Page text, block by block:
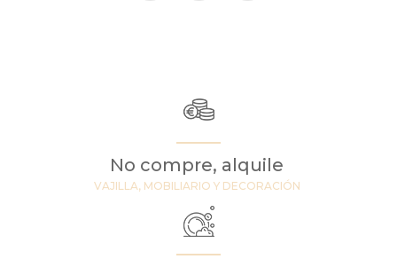
No compre, alquile
VAJILLA, MOBILIARIO Y DECORACIÓN